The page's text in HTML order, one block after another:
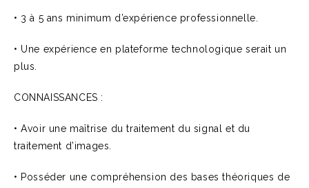
• 3 à 5 ans minimum d’expérience professionnelle.
• Une expérience en plateforme technologique serait un
plus.
CONNAISSANCES :
• Avoir une maîtrise du traitement du signal et du
traitement d’images.
• Posséder une compréhension des bases théoriques de